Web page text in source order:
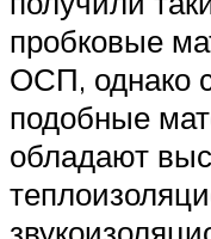
пробковые
ОСП, однако
подобные
обладают